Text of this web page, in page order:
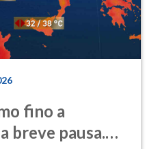
fino a
breve pausa.